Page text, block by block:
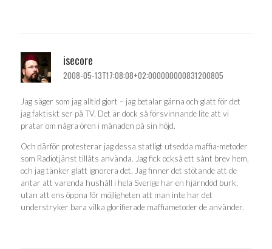
isecore
2008-05-13T17:08:08+02:000000000831200805
Jag säger som jag alltid gjort – jag betalar gärna och glatt för det
jag faktiskt ser på TV. Det är dock så försvinnande lite att vi
pratar om några ören i månaden på sin höjd.
Och därför protesterar jag dessa statligt utsedda maffia-metoder
som Radiotjänst tillåts använda. Jag fick också ett sånt brev hem,
och jag tänker glatt ignorera det. Jag finner det stötande att de
antar att varenda hushåll i hela Sverige har en hjärndöd burk,
utan att ens öppna för möjligheten att man inte har det
understryker bara vilka glorifierade maffiametoder de använder.